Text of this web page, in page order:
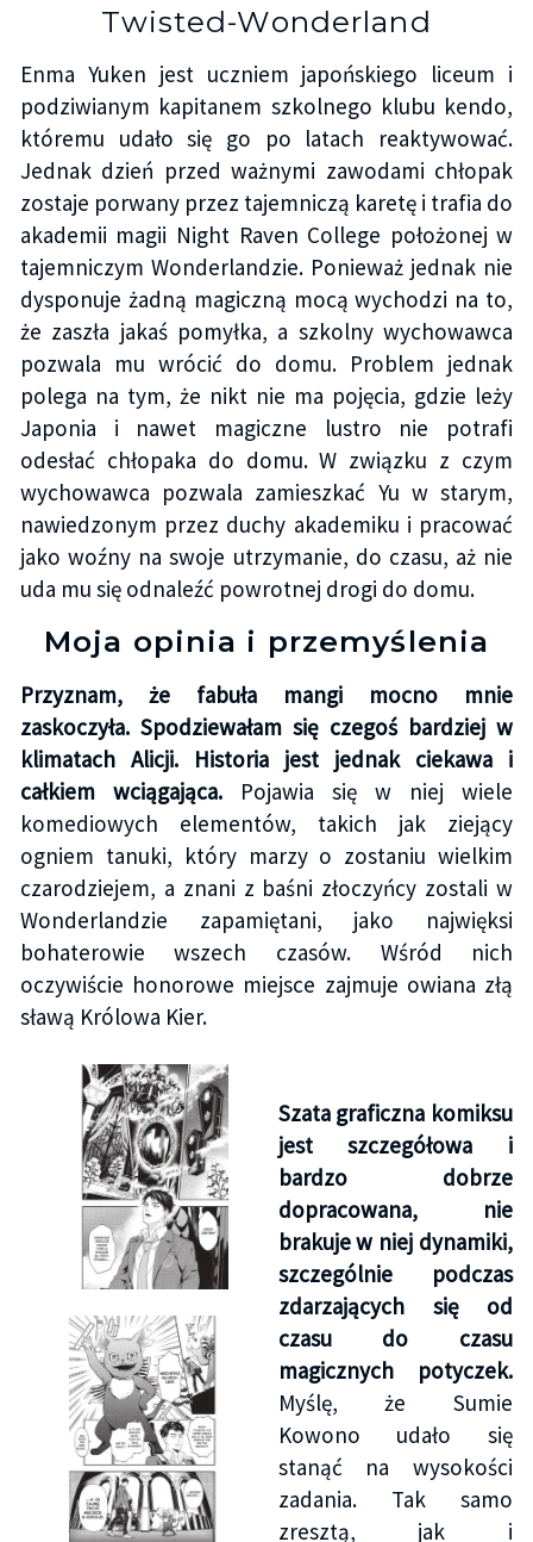
Twisted-Wonderland
Enma Yuken jest uczniem japońskiego liceum i
podziwianym kapitanem szkolnego klubu kendo,
któremu udało się go po latach reaktywować.
Jednak dzień przed ważnymi zawodami chłopak
zostaje porwany przez tajemniczą karetę i trafia do
akademii magii Night Raven College położonej w
tajemniczym Wonderlandzie. Ponieważ jednak nie
dysponuje żadną magiczną mocą wychodzi na to,
że zaszła jakaś pomyłka, a szkolny wychowawca
pozwala mu wrócić do domu. Problem jednak
polega na tym, że nikt nie ma pojęcia, gdzie leży
Japonia i nawet magiczne lustro nie potrafi
odesłać chłopaka do domu. W związku z czym
wychowawca pozwala zamieszkać Yu w starym,
nawiedzonym przez duchy akademiku i pracować
jako woźny na swoje utrzymanie, do czasu, aż nie
uda mu się odnaleźć powrotnej drogi do domu.
Moja opinia i przemyślenia
Przyznam, że fabuła mangi mocno mnie
zaskoczyła. Spodziewałam się czegoś bardziej w
klimatach Alicji. Historia jest jednak ciekawa i
całkiem wciągająca.Pojawia się w niej wiele
komediowych elementów, takich jak ziejący
ogniem tanuki, który marzy o zostaniu wielkim
czarodziejem, a znani z baśni złoczyńcy zostali w
Wonderlandzie zapamiętani, jako najwięksi
bohaterowie wszech czasów. Wśród nich
oczywiście honorowe miejsce zajmuje owiana złą
sławą Królowa Kier.
Szata graficzna komiksu
jest szczegółowa i
bardzo dobrze
dopracowana, nie
brakuje w niej dynamiki,
szczególnie podczas
zdarzających się od
czasu do czasu
magicznych potyczek.
Myślę, że Sumie
Kowono udało się
stanąć na wysokości
zadania. Tak samo
zresztą, jak i